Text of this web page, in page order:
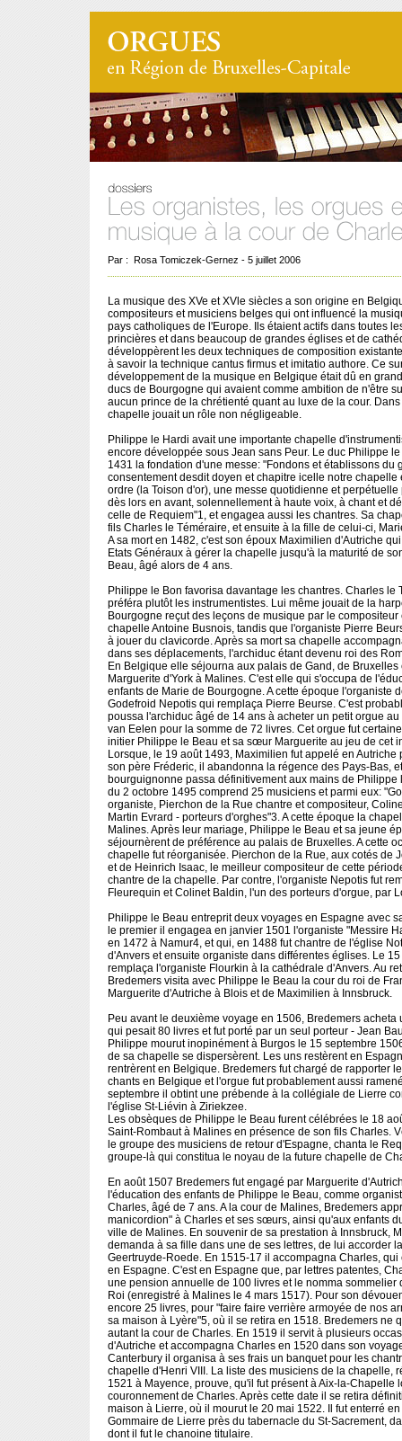
Par : Rosa Tomiczek-Gernez - 5 juillet 2006
La musique des XVe et XVle siècles a son origine en
compositeurs et musiciens belges qui ont influencé la
pays catholiques de l'Europe. Ils étaient actifs dans toutes
princières et dans beaucoup de grandes églises et de
développèrent les deux techniques de composition
à savoir la technique cantus firmus et imitatio authore. Ce
développement de la musique en Belgique était dû en
ducs de Bourgogne qui avaient comme ambition de n'être
aucun prince de la chrétienté quant au luxe de la cour.
chapelle jouait un rôle non négligeable.
Philippe le Hardi avait une importante chapelle
encore développée sous Jean sans Peur. Le duc Philippe
1431 la fondation d'une messe: "Fondons et établissons du
consentement desdit doyen et chapitre icelle notre chapelle
ordre (la Toison d'or), une messe quotidienne et
dès lors en avant, solennellement à haute voix, à chant et
celle de Requiem"1, et engagea aussi les chantres. Sa
fils Charles le Téméraire, et ensuite à la fille de celui-ci,
A sa mort en 1482, c'est son époux Maximilien d'Autriche
Etats Généraux à gérer la chapelle jusqu'à la maturité de
Beau, âgé alors de 4 ans.
Philippe le Bon favorisa davantage les chantres. Charles le
préféra plutôt les instrumentistes. Lui même jouait de la
Bourgogne reçut des leçons de musique par le compositeur
chapelle Antoine Busnois, tandis que l'organiste Pierre
à jouer du clavicorde. Après sa mort sa chapelle
dans ses déplacements, l'archiduc étant devenu roi des
En Belgique elle séjourna aux palais de Gand, de Bruxelles
Marguerite d'York à Malines. C'est elle qui s'occupa de
enfants de Marie de Bourgogne. A cette époque l'organiste
Godefroid Nepotis qui remplaça Pierre Beurse. C'est
poussa l'archiduc âgé de 14 ans à acheter un petit orgue au
van Eelen pour la somme de 72 livres. Cet orgue fut
initier Philippe le Beau et sa sœur Marguerite au jeu de cet
Lorsque, le 19 août 1493, Maximilien fut appelé en Autriche
son père Fréderic, il abandonna la régence des Pays-Bas,
bourguignonne passa définitivement aux mains de Philippe
du 2 octobre 1495 comprend 25 musiciens et parmi eux:
organiste, Pierchon de la Rue chantre et compositeur,
Martin Evrard - porteurs d'orghes"3. A cette époque la
Malines. Après leur mariage, Philippe le Beau et sa jeune
séjournèrent de préférence au palais de Bruxelles. A cette
chapelle fut réorganisée. Pierchon de la Rue, aux cotés de
et de Heinrich Isaac, le meilleur compositeur de cette
chantre de la chapelle. Par contre, l'organiste Nepotis fut
Fleurequin et Colinet Baldin, l'un des porteurs d'orgue, par
Philippe le Beau entreprit deux voyages en Espagne avec
le premier il engagea en janvier 1501 l'organiste "Messire
en 1472 à Namur4, et qui, en 1488 fut chantre de l'église
d'Anvers et ensuite organiste dans différentes églises. Le
remplaça l'organiste Flourkin à la cathédrale d'Anvers. Au
Bredemers visita avec Philippe le Beau la cour du roi de
Marguerite d'Autriche à Blois et de Maximilien à Innsbruck.
Peu avant le deuxième voyage en 1506, Bredemers acheta
qui pesait 80 livres et fut porté par un seul porteur - Jean
Philippe mourut inopinément à Burgos le 15 septembre
de sa chapelle se dispersèrent. Les uns restèrent en
rentrèrent en Belgique. Bredemers fut chargé de rapporter
chants en Belgique et l'orgue fut probablement aussi
septembre il obtint une prébende à la collégiale de Lierre
l'église St-Liévin à Ziriekzee.
Les obsèques de Philippe le Beau furent célébrées le 18
Saint-Rombaut à Malines en présence de son fils Charles.
le groupe des musiciens de retour d'Espagne, chanta le
groupe-là qui constitua le noyau de la future chapelle de
En août 1507 Bredemers fut engagé par Marguerite
l'éducation des enfants de Philippe le Beau, comme
Charles, âgé de 7 ans. A la cour de Malines, Bredemers
manicordion" à Charles et ses sœurs, ainsi qu'aux enfants
ville de Malines. En souvenir de sa prestation à Innsbruck,
demanda à sa fille dans une de ses lettres, de lui accorder
Geertruyde-Roede. En 1515-17 il accompagna Charles, qui
en Espagne. C'est en Espagne que, par lettres patentes,
une pension annuelle de 100 livres et le nomma sommelier
Roi (enregistré à Malines le 4 mars 1517). Pour son
encore 25 livres, pour "faire faire verrière armoyée de nos
sa maison à Lyère"5, où il se retira en 1518. Bredemers ne
autant la cour de Charles. En 1519 il servit à plusieurs
d'Autriche et accompagna Charles en 1520 dans son
Canterbury il organisa à ses frais un banquet pour les
chapelle d'Henri VIII. La liste des musiciens de la chapelle,
1521 à Mayence, prouve, qu'il fut présent à Aix-la-Chapelle
couronnement de Charles. Après cette date il se retira
maison à Lierre, où il mourut le 20 mai 1522. Il fut enterré
Gommaire de Lierre près du tabernacle du St-Sacrement,
dont il fut le chanoine titulaire.